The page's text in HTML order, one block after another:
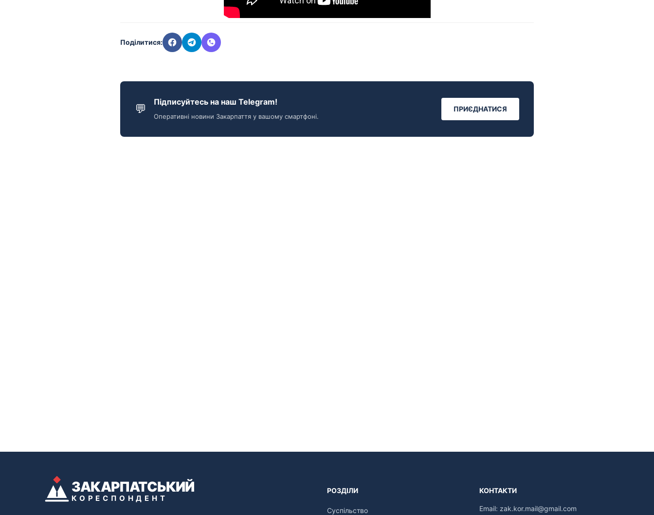
Поділитися:
💬 Підписуйтесь на наш Telegram!
Оперативні новини Закарпаття у вашому смартфоні.
ПРИЄДНАТИСЯ
ЗАКАРПАТСЬКИЙ
КОРЕСПОНДЕНТ
РОЗДІЛИ
Суспільство
КОНТАКТИ
Email: zak.kor.mail@gmail.com